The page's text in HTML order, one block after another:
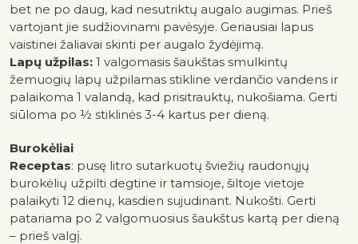
bet ne po daug, kad nesutriktų augalo augimas. Prieš
vartojant jie sudžiovinami pavėsyje. Geriausiai lapus
vaistinei žaliavai skinti per augalo žydėjimą.
Lapų užpilas: 1 valgomasis šaukštas smulkintų
žemuogių lapų užpilamas stikline verdančio vandens ir
palaikoma 1 valandą, kad prisitrauktų, nukošiama. Gerti
siūloma po ½ stiklinės 3-4 kartus per dieną.
Burokėliai
Receptas: pusę litro sutarkuotų šviežių raudonųjų
burokėlių užpilti degtine ir tamsioje, šiltoje vietoje
palaikyti 12 dienų, kasdien sujudinant. Nukošti. Gerti
patariama po 2 valgomuosius šaukštus kartą per dieną
– prieš valgį.